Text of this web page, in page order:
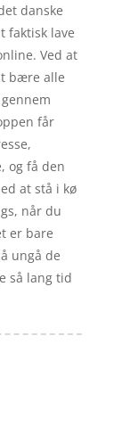
danske
faktisk lave
Ved at
bære alle
får
og få den
at stå i kø
når du
er bare
ungå de
så lang tid